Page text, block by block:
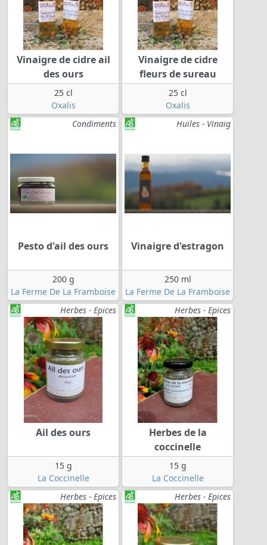
Vinaigre de cidre ail
des ours
25 cl
Oxalis
Vinaigre de cidre
fleurs de sureau
25 cl
Oxalis
Condiments
Pesto d'ail des ours
200 g
La Ferme De La Framboise
Huiles - Vinaig
Vinaigre d'estragon
250 ml
La Ferme De La Framboise
Herbes - Epices
Ail des ours
15 g
La Coccinelle
Herbes - Epices
Herbes de la
coccinelle
15 g
La Coccinelle
Herbes - Epices
Herbes - Epices